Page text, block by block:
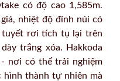
có độ cao 1,585m.
nhiệt độ đỉnh núi có
tuyết rơi tích tụ lại trên
trắng xóa. Hakkoda
nơi có thể trải nghiệm
thành tự nhiên mà